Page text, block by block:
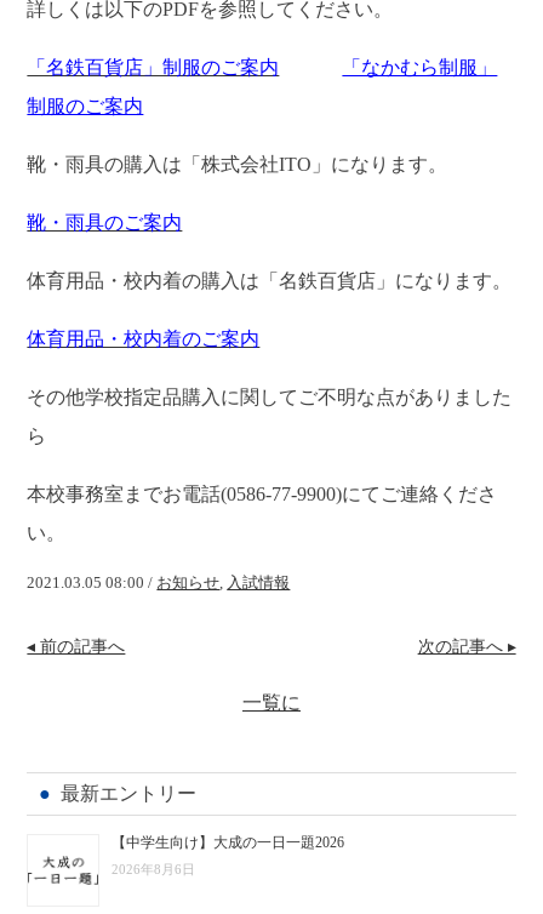
詳しくは以下のPDFを参照してください。
「名鉄百貨店」制服のご案内
「なかむら制服」
制服のご案内
靴・雨具の購入は「株式会社ITO」になります。
靴・雨具のご案内
体育用品・校内着の購入は「名鉄百貨店」になります。
体育用品・校内着のご案内
その他学校指定品購入に関してご不明な点がありました
ら
本校事務室までお電話(0586-77-9900)にてご連絡くださ
い。
2021.03.05 08:00 / お知らせ 入試情報
稿
ゲ
シ
◂ 前の記事へ 次の記事へ ▸
一覧に
最新エントリー
【中学生向け】大成の一日一題2026
2026年8月6日